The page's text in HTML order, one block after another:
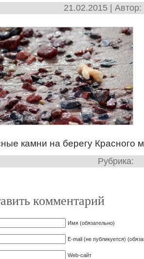
21.02.2015 | Автор:
камни на берегу Красного
Рубрика:
комментарий
Имя (обязательно)
E-mail (не публикуется)
Web-сайт